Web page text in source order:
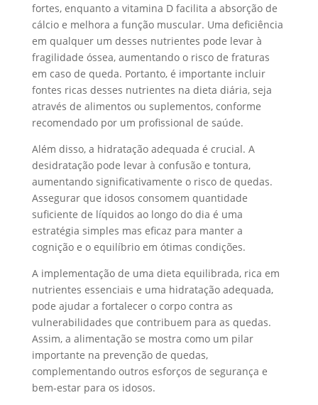
fortes, enquanto a vitamina D facilita a absorção de
cálcio e melhora a função muscular. Uma deficiência
em qualquer um desses nutrientes pode levar à
fragilidade óssea, aumentando o risco de fraturas
em caso de queda. Portanto, é importante incluir
fontes ricas desses nutrientes na dieta diária, seja
através de alimentos ou suplementos, conforme
recomendado por um profissional de saúde.
Além disso, a hidratação adequada é crucial. A
desidratação pode levar à confusão e tontura,
aumentando significativamente o risco de quedas.
Assegurar que idosos consomem quantidade
suficiente de líquidos ao longo do dia é uma
estratégia simples mas eficaz para manter a
cognição e o equilíbrio em ótimas condições.
A implementação de uma dieta equilibrada, rica em
nutrientes essenciais e uma hidratação adequada,
pode ajudar a fortalecer o corpo contra as
vulnerabilidades que contribuem para as quedas.
Assim, a alimentação se mostra como um pilar
importante na prevenção de quedas,
complementando outros esforços de segurança e
bem-estar para os idosos.